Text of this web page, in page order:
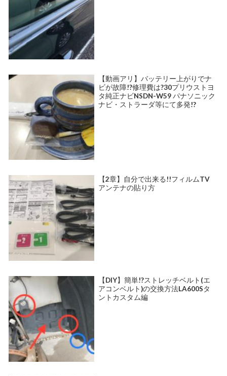
【動画アリ】バッテリー上がりでナ
ビが故障!?修理費は?30プリウストヨ
タ純正ナビNSDN-W59 パナソニック
ナビ・ストラーダ等にて多発!?
【2章】自分で出来る!!フィルムTV
アンテナの貼り方
【DIY】簡単!?ストレッチベルト(エ
アコンベルト)の交換方法LA600Sタ
ントカスタム編